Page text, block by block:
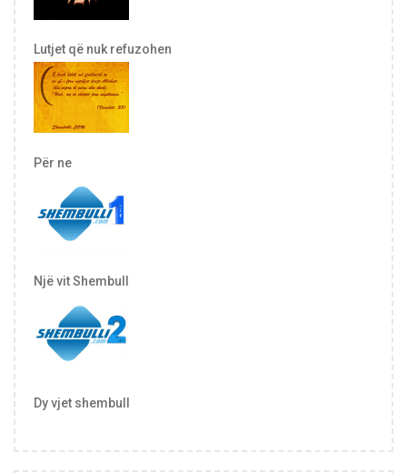
Lutjet që nuk refuzohen
Për ne
Një vit Shembull
Dy vjet shembull